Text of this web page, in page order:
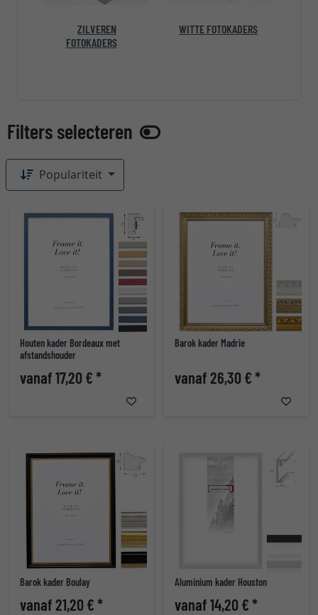
ZILVEREN
FOTOKADERS
WITTE FOTOKADERS
Populariteit
Houten kader Bordeaux met
afstandshouder
vanaf 17,20 € *
Barok kader Madrie
vanaf 26,30 € *
Barok kader Boulay
vanaf 21,20 € *
Aluminium kader Houston
vanaf 14,20 € *